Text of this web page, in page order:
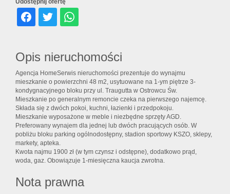
Rodo
Udostępnij ofertę
Opis nieruchomości
Agencja HomeSerwis nieruchomości prezentuje do wynajmu
mieszkanie o powierzchni 48 m2, usytuowane na 1-ym piętrze 3-
kondygnacyjnego bloku przy ul. Traugutta w Ostrowcu Św.
Mieszkanie po generalnym remoncie czeka na pierwszego najemcę.
Składa się z dwóch pokoi, kuchni, łazienki i przedpokoju.
Mieszkanie wyposażone w meble i niezbędne sprzęty AGD.
Preferowany wynajem dla jednej lub dwóch pracujących osób. W
pobliżu bloku parking ogólnodostępny, stadion sportowy KSZO, sklepy,
markety, apteka.
Kwota najmu 1900 zł (w tym czynsz i odstępne), dodatkowo prąd,
woda, gaz. Obowiązuje 1-miesięczna kaucja zwrotna.
Nota prawna